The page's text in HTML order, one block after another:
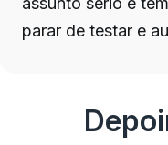
parar de testar e